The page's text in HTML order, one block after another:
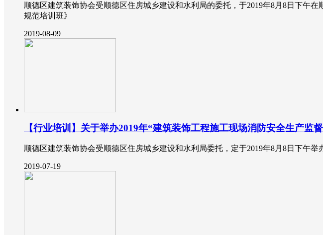
顺德区建筑装饰协会受顺德区住房城乡建设和水利局的委托，于2019年8月8日下午
规范培训班》
2019-08-09
【行业培训】关于举办2019年“建筑装饰工程施工现场消防安全生产监
顺德区建筑装饰协会受顺德区住房城乡建设和水利局委托，定于2019年8月8日下午
2019-07-19